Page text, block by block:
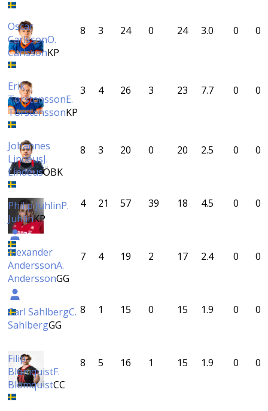
Oscar
CarlssonO.
CarlssonKP
8 3 24 0 24 3.0 0 0
Erik
TorstenssonE.
TorstenssonKP
3 4 26 3 23 7.7 0 0
Johannes
LindéusJ.
LindéusÖBK
8 3 20 0 20 2.5 0 0
Philip JuhlinP.
JuhlinKP
4 21 57 39 18 4.5 0 0
Alexander
AnderssonA.
AnderssonGG
7 4 19 2 17 2.4 0 0
Carl SahlbergC.
SahlbergGG
8 1 15 0 15 1.9 0 0
Filip
BlomquistF.
BlomquistCC
8 5 16 1 15 1.9 0 0